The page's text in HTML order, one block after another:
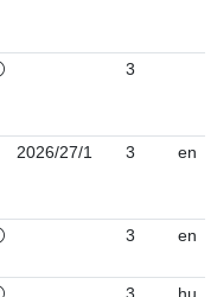
3
2026/27/1 3 en
3 en